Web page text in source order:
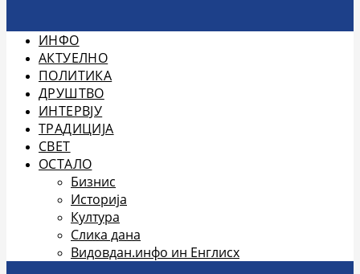
ИНФО
АКТУЕЛНО
ПОЛИТИКА
ДРУШТВО
ИНТЕРВЈУ
ТРАДИЦИЈА
СВЕТ
ОСТАЛО
Бизнис
Историја
Култура
Слика дана
Видовдан.инфо ин Енглисх